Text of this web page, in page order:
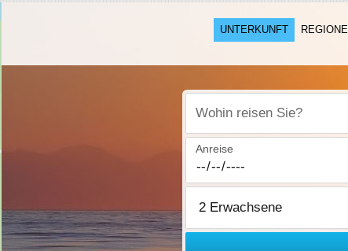
UNTERKUNFT
Wohin reisen Sie?
Anreise